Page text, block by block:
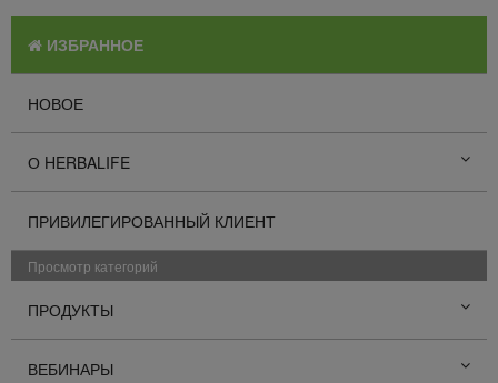
ИЗБРАННОЕ
НОВОЕ
О HERBALIFE
ПРИВИЛЕГИРОВАННЫЙ КЛИЕНТ
Просмотр категорий
ПРОДУКТЫ
ВЕБИНАРЫ